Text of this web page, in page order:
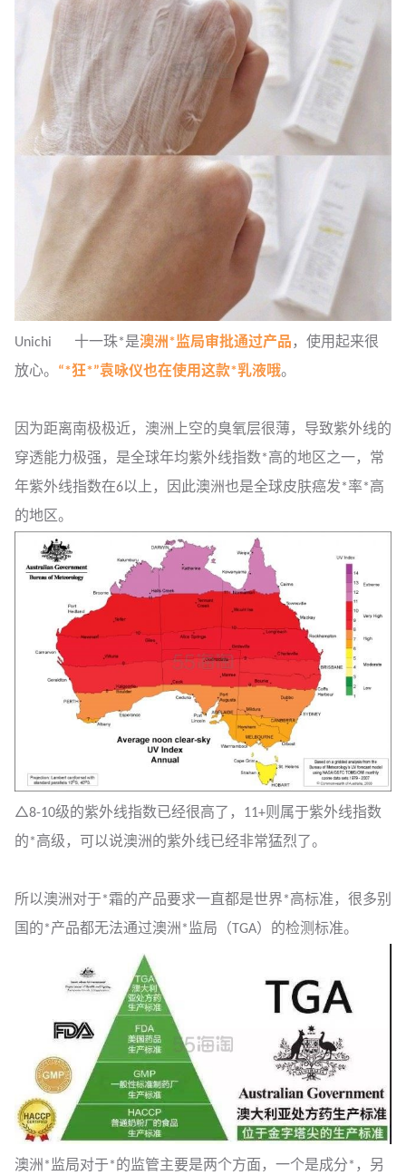
Unichi 十一珠*是澳洲*监局审批通过产品 ，使用起来很
放心。 “*狂*”袁咏仪也在使用这款*乳液哦。
因为距离南极极近，澳洲上空的臭氧层很薄，导致紫外线的
穿透能力极强，是全球年均紫外线指数*高的地区之一，常
年紫外线指数在6以上，因此澳洲也是全球皮肤癌发*率*高
的地区。
△8-10级的紫外线指数已经很高了，11+则属于紫外线指数
的*高级，可以说澳洲的紫外线已经非常猛烈了。
所以澳洲对于*霜的产品要求一直都是世界*高标准，很多别
国的*产品都无法通过澳洲*监局（TGA）的检测标准。
澳洲*监局对于*的监管主要是两个方面，一个是成分*，另